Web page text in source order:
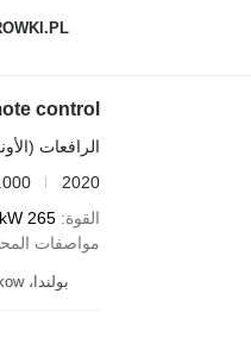
control
الرافعات
2020
القوة 265 kW (360 حصان)
مواصفات
بولندا، Krakow